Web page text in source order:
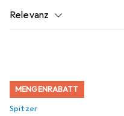
Relevanz
MENGENRABATT
Spitzer